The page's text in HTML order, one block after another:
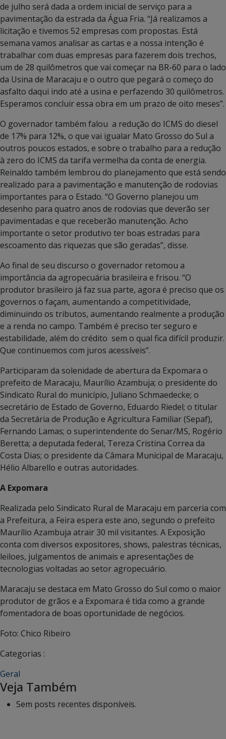
de julho será dada a ordem inicial de serviço para a
pavimentação da estrada da Água Fria. “Já realizamos a
licitação e tivemos 52 empresas com propostas. Está
semana vamos analisar as cartas e a nossa intenção é
trabalhar com duas empresas para fazerem dois trechos,
um de 28 quilômetros que vai começar na BR-60 para o lado
da Usina de Maracaju e o outro que pegará o começo do
asfalto daqui indo até a usina e perfazendo 30 quilômetros.
Esperamos concluir essa obra em um prazo de oito meses”.
O governador também falou a redução do ICMS do diesel
de 17% para 12%, o que vai igualar Mato Grosso do Sul a
outros poucos estados, e sobre o trabalho para a redução
à zero do ICMS da tarifa vermelha da conta de energia.
Reinaldo também lembrou do planejamento que está sendo
realizado para a pavimentação e manutenção de rodovias
importantes para o Estado. “O Governo planejou um
desenho para quatro anos de rodovias que deverão ser
pavimentadas e que receberão manutenção. Acho
importante o setor produtivo ter boas estradas para
escoamento das riquezas que são geradas”, disse.
Ao final de seu discurso o governador retomou a
importância da agropecuária brasileira e frisou. “O
produtor brasileiro já faz sua parte, agora é preciso que os
governos o façam, aumentando a competitividade,
diminuindo os tributos, aumentando realmente a produção
e a renda no campo. Também é preciso ter seguro e
estabilidade, além do crédito sem o qual fica difícil produzir.
Que continuemos com juros acessíveis”.
Participaram da solenidade de abertura da Expomara o
prefeito de Maracaju, Maurílio Azambuja; o presidente do
Sindicato Rural do município, Juliano Schmaedecke; o
secretário de Estado de Governo, Eduardo Riedel; o titular
da Secretária de Produção e Agricultura Familiar (Sepaf),
Fernando Lamas; o superintendente do Senar/MS, Rogério
Beretta; a deputada federal, Tereza Cristina Correa da
Costa Dias; o presidente da Câmara Municipal de Maracaju,
Hélio Albarello e outras autoridades.
A Expomara
Realizada pelo Sindicato Rural de Maracaju em parceria com
a Prefeitura, a Feira espera este ano, segundo o prefeito
Maurílio Azambuja atrair 30 mil visitantes. A Exposição
conta com diversos expositores, shows, palestras técnicas,
leiloes, julgamentos de animais e apresentações de
tecnologias voltadas ao setor agropecuário.
Maracaju se destaca em Mato Grosso do Sul como o maior
produtor de grãos e a Expomara é tida como a grande
fomentadora de boas oportunidade de negócios.
Foto: Chico Ribeiro
Categorias :
Geral
Veja Também
Sem posts recentes disponíveis.